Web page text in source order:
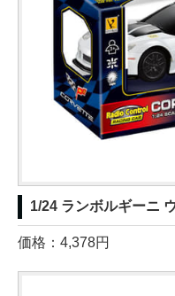
1/24 ランボルギーニ
価格：4,378円